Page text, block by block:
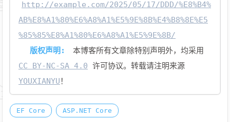
http://example.com/2025/05/17/DDD/%E8%B4%
AB%E8%A1%80%E6%A8%A1%E5%9E%8B%E4%B8%8E%E5
%85%85%E8%A1%80%E6%A8%A1%E5%9E%8B/
版权声明:
本博客所有文章除特别声明外，均采用
CC BY-NC-SA 4.0 许可协议。转载请注明来源
YOUXIANYU ！
EF Core ASP.NET Core